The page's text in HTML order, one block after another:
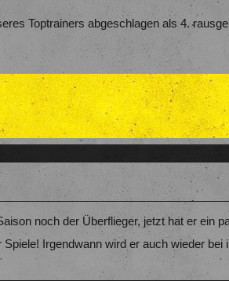
Toptrainers abgeschlagen als 4.
noch der Überflieger, jetzt hat er ein
Irgendwann wird er auch wieder bei